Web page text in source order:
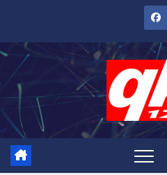
內